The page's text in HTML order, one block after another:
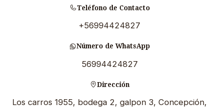
Teléfono de Contacto
+56994424827
Número de WhatsApp
56994424827
Dirección
Los carros 1955, bodega 2, galpon 3, Concepción,